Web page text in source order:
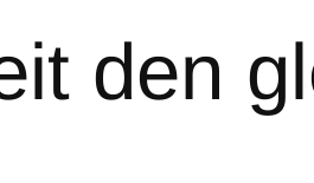
den